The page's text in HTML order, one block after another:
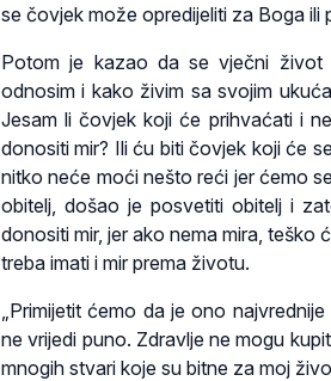
se čovjek može opredijeliti za Boga
Potom je kazao da se vječni život
odnosim i kako živim sa svojim
Jesam li čovjek koji će prihvaćati i
donositi mir? Ili ću biti čovjek koji će
nitko neće moći nešto reći jer ćemo
obitelj, došao je posvetiti obitelj i
donositi mir, jer ako nema mira, teško
treba imati i mir prema životu.
„Primijetit ćemo da je ono
ne vrijedi puno. Zdravlje ne mogu
mnogih stvari koje su bitne za moj